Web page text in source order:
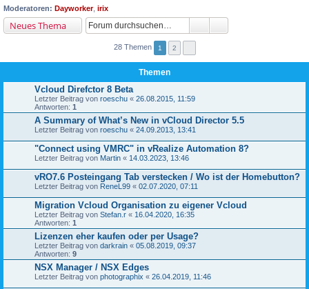
Moderatoren: Dayworker, irix
Neues Thema
28 Themen 1 2
Themen
Vcloud Direfctor 8 Beta
Letzter Beitrag von roeschu « 26.08.2015, 11:59
Antworten: 1
A Summary of What’s New in vCloud Director 5.5
Letzter Beitrag von roeschu « 24.09.2013, 13:41
"Connect using VMRC" in vRealize Automation 8?
Letzter Beitrag von Martin « 14.03.2023, 13:46
vRO7.6 Posteingang Tab verstecken / Wo ist der Homebutton?
Letzter Beitrag von ReneL99 « 02.07.2020, 07:11
Migration Vcloud Organisation zu eigener Vcloud
Letzter Beitrag von Stefan.r « 16.04.2020, 16:35
Antworten: 1
Lizenzen eher kaufen oder per Usage?
Letzter Beitrag von darkrain « 05.08.2019, 09:37
Antworten: 9
NSX Manager / NSX Edges
Letzter Beitrag von photographix « 26.04.2019, 11:46